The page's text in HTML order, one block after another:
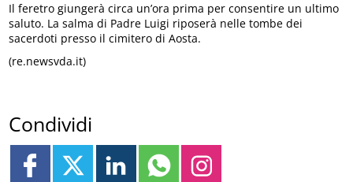
Il feretro giungerà circa un’ora prima per consentire un ultimo
saluto. La salma di Padre Luigi riposerà nelle tombe dei
sacerdoti presso il cimitero di Aosta.
(re.newsvda.it)
Condividi